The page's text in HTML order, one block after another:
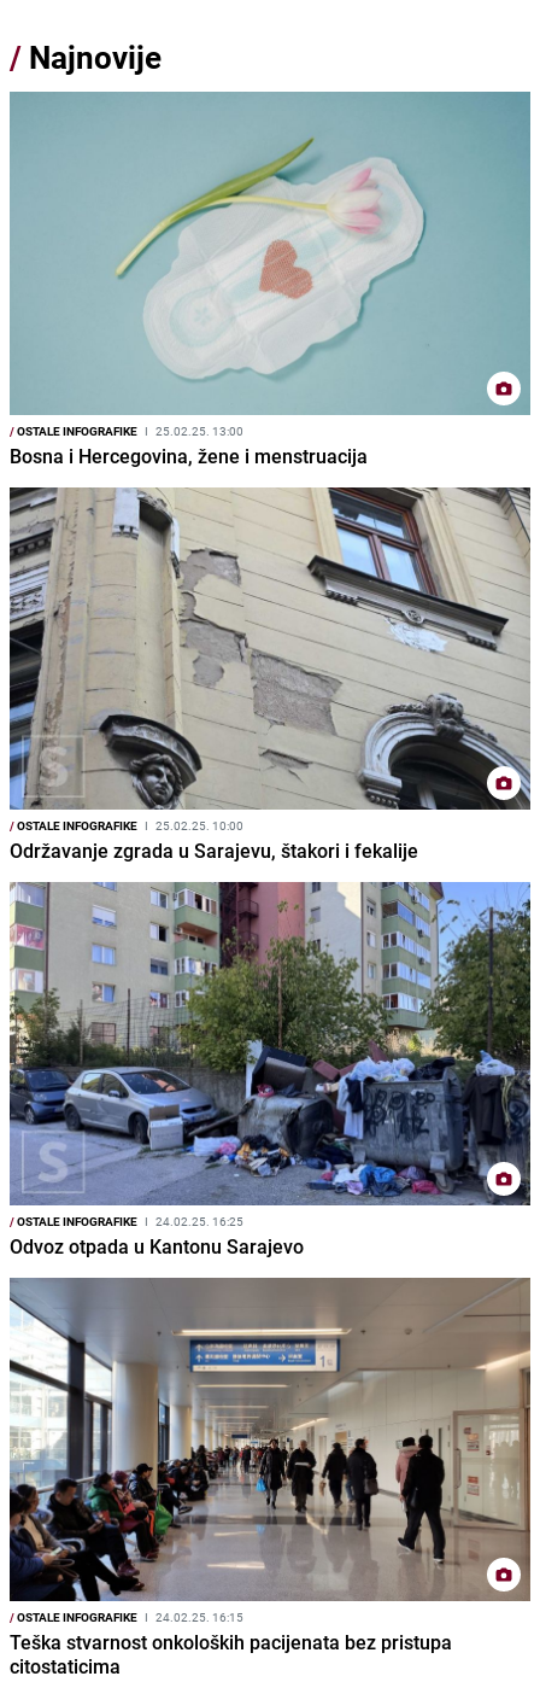
/ Najnovije
/OSTALE INFOGRAFIKE I 25.02.25. 13:00
Bosna i Hercegovina, žene i menstruacija
/OSTALE INFOGRAFIKE I 25.02.25. 10:00
Održavanje zgrada u Sarajevu, štakori i fekalije
/OSTALE INFOGRAFIKE I 24.02.25. 16:25
Odvoz otpada u Kantonu Sarajevo
/OSTALE INFOGRAFIKE I 24.02.25. 16:15
Teška stvarnost onkoloških pacijenata bez pristupa
citostaticima